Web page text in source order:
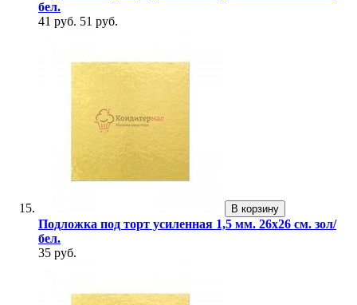
бел.
41 руб. 51 руб.
В корзину
Подложка под торт усиленная 1,5 мм. 26х26 см. зол/
бел.
35 руб.